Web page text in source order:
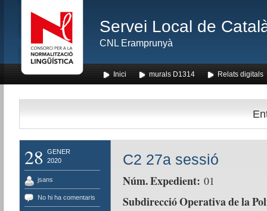
Servei Local de
CNL Eramprunyà
Inici murals D1314 Relats digitals
28
GENER
2020
jsans
No hi ha comentaris
C2 27a sessió
Núm. Expedient: 01
Subdirecció Operativa de la